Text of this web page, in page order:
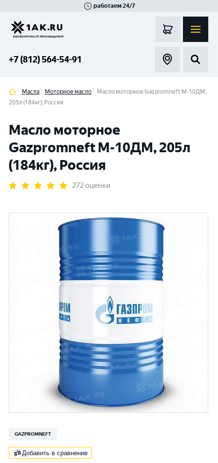
работаем 24/7
+7 (812) 564-54-91
Масла Моторное масло
Масло моторное Gazpromneft М-10ДМ,
205л (184кг), Россия
Масло моторное
Gazpromneft М-10ДМ, 205л
(184кг), Россия
272 оценки
GAZPROMNEFT
Добавить в сравнение
Гатчина